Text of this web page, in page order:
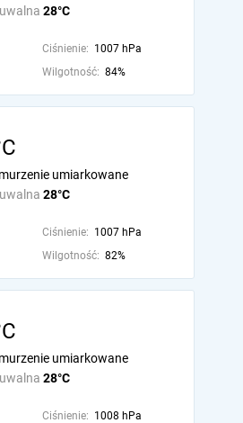
28°C
Ciśnienie: 1007 hPa
Wilgotność: 84%
28°C
umiarkowane
Ciśnienie: 1007 hPa
Wilgotność: 82%
28°C
umiarkowane
Ciśnienie: 1008 hPa